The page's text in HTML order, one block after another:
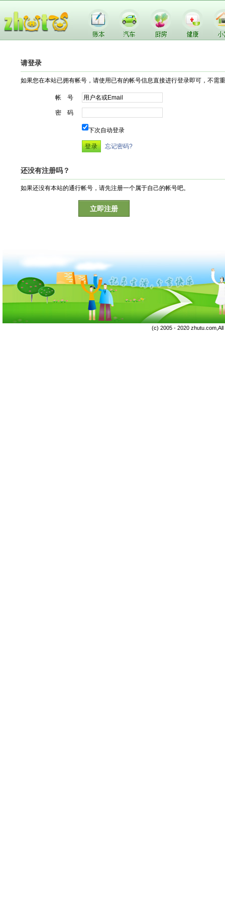
请登录
如果您在本站已拥有帐号，请使用已有的帐号信息直接进行登录即可，不需
帐 号
密 码
下次自动登录
忘记密码?
还没有注册吗？
如果还没有本站的通行帐号，请先注册一个属于自己的帐号吧。
立即注册
(c) 2005 - 2020